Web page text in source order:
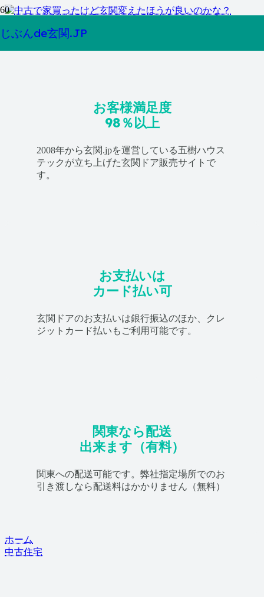
じぶんde玄関.JP
中古住宅購入後の玄関ドア交換は必要？
お客様満足度
98％以上
2008年から玄関.jpを運営している五樹ハウス
テックが立ち上げた玄関ドア販売サイトで
す。
お支払いは
カード払い可
玄関ドアのお支払いは銀行振込のほか、クレ
ジットカード払いもご利用可能です。
関東なら配送
出来ます（有料）
関東への配送可能です。弊社指定場所でのお
引き渡しなら配送料はかかりません（無料）
ホーム
中古住宅